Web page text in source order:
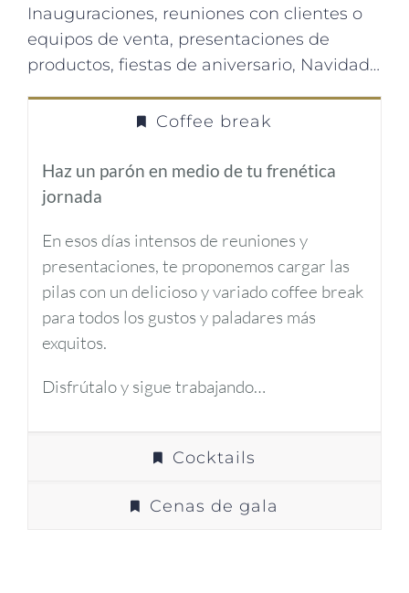
Inauguraciones, reuniones con clientes o
equipos de venta, presentaciones de
productos, fiestas de aniversario, Navidad…
Coffee break
Haz un parón en medio de tu frenética
jornada
En esos días intensos de reuniones y
presentaciones, te proponemos cargar las
pilas con un delicioso y variado coffee break
para todos los gustos y paladares más
exquitos.
Disfrútalo y sigue trabajando…
Cocktails
Cenas de gala